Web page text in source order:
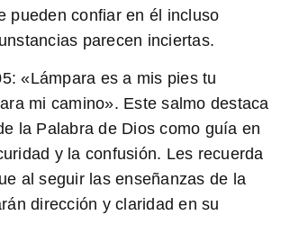
pueden confiar en él incluso
parecen inciertas.
«Lámpara es a mis pies tu
mi camino». Este salmo destaca
la Palabra de Dios como guía en
y la confusión. Les recuerda
al seguir las enseñanzas de la
dirección y claridad en su